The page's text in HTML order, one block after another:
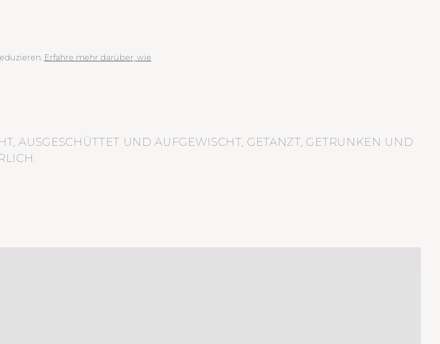
Erfahre mehr darüber, wie
AUSGESCHÜTTET UND AUFGEWISCHT, GETANZT, GETRUNKEN UND